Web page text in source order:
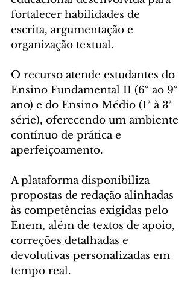
fortalecer habilidades de
escrita, argumentação e
organização textual.
O recurso atende estudantes do
Ensino Fundamental II (6º ao 9º
ano) e do Ensino Médio (1ª à 3ª
série), oferecendo um ambiente
contínuo de prática e
aperfeiçoamento.
A plataforma disponibiliza
propostas de redação alinhadas
às competências exigidas pelo
Enem, além de textos de apoio,
correções detalhadas e
devolutivas personalizadas em
tempo real.